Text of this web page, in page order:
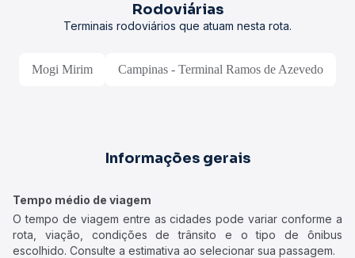
Rodoviárias
Terminais rodoviários que atuam nesta rota.
Mogi Mirim Campinas - Terminal Ramos de Azevedo
Informações gerais
Tempo médio de viagem
O tempo de viagem entre as cidades pode variar conforme a
rota, viação, condições de trânsito e o tipo de ônibus
escolhido. Consulte a estimativa ao selecionar sua passagem.